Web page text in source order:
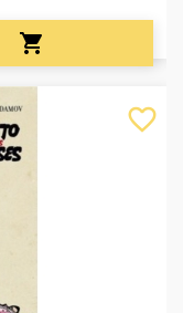

favorite_border